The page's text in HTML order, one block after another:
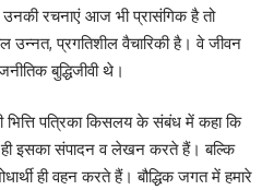
उनकी रचनाएं आज भी प्रासंगिक है तो
उन्नत, प्रगतिशील वैचारिकी है। वे जीवन
बुद्धिजीवी थे।
भित्ति पत्रिका किसलय के संबंध में कहा कि
ही इसका संपादन व लेखन करते हैं। बल्कि
ही वहन करते हैं। बौद्धिक जगत में हमारे